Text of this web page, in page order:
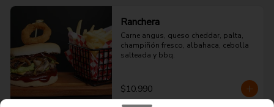
Ranchera
Carne angus, queso cheddar, palta,
champiñón fresco, albahaca, cebolla
salteada y bbq.
$10.990